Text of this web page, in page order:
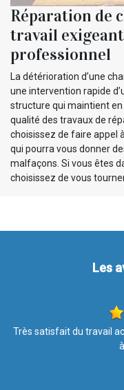
Réparation de
travail
professionnel
La détérioration d’une
une intervention rapide
structure qui maintient
qualité des travaux de
choisissez de faire appel
qui pourra vous donner
malfaçons. Si vous êtes
choisissez de vous
Les
Les travaux ont été
votre intervention, le